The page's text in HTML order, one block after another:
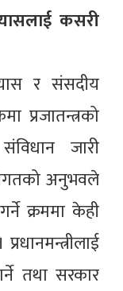
कसरी
र संसदीय
प्रजातन्त्रको
जारी
अनुभवले
क्रममा केही
तथा सरकार